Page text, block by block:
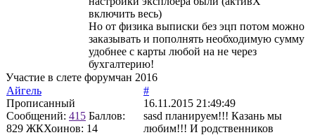
включить весь)
Но от физика выписки без эцп потом можно
заказывать и пополнять необходимую сумму
удобнее с карты любой на не через
бухгалтерию!
Участие в слете форумчан 2016
Айгель
Прописанный
Сообщений: 415 Баллов:
829 ЖКХоинов: 14
#
16.11.2015 21:49:49
sasd планируем!!! Казань мы
любим!!! И родственников